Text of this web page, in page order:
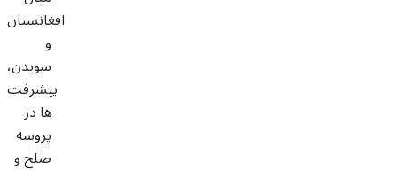
افغانستان
و
سویدن،
پیشرفت
ها در
پروسه
صلح و